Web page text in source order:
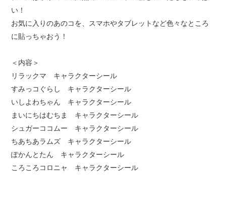
い！
お気に入りのあのコを、スマホやタブレットなど色々なところ
に貼っちゃおう！
＜内容＞
リラックマ キャラクターシール
すみっコぐらし キャラクターシール
いしよわちゃん キャラクターシール
まいにちはむちま キャラクターシール
シュガーココムー キャラクターシール
ちあちあラムズ キャラクターシール
ぽかんとたん キャラクターシール
ころころコロニャ キャラクターシール